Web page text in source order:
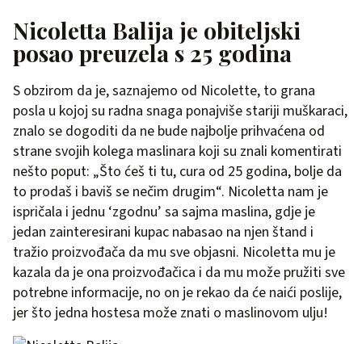
Nicoletta Balija je obiteljski
posao preuzela s 25 godina
S obzirom da je, saznajemo od Nicolette, to grana
posla u kojoj su radna snaga ponajviše stariji muškaraci,
znalo se dogoditi da ne bude najbolje prihvaćena od
strane svojih kolega maslinara koji su znali komentirati
nešto poput: „Što ćeš ti tu, cura od 25 godina, bolje da
to prodaš i baviš se nečim drugim“. Nicoletta nam je
ispričala i jednu ‘zgodnu’ sa sajma maslina, gdje je
jedan zainteresirani kupac nabasao na njen štand i
tražio proizvođača da mu sve objasni. Nicoletta mu je
kazala da je ona proizvođačica i da mu može pružiti sve
potrebne informacije, no on je rekao da će naići poslije,
jer što jedna hostesa može znati o maslinovom ulju!